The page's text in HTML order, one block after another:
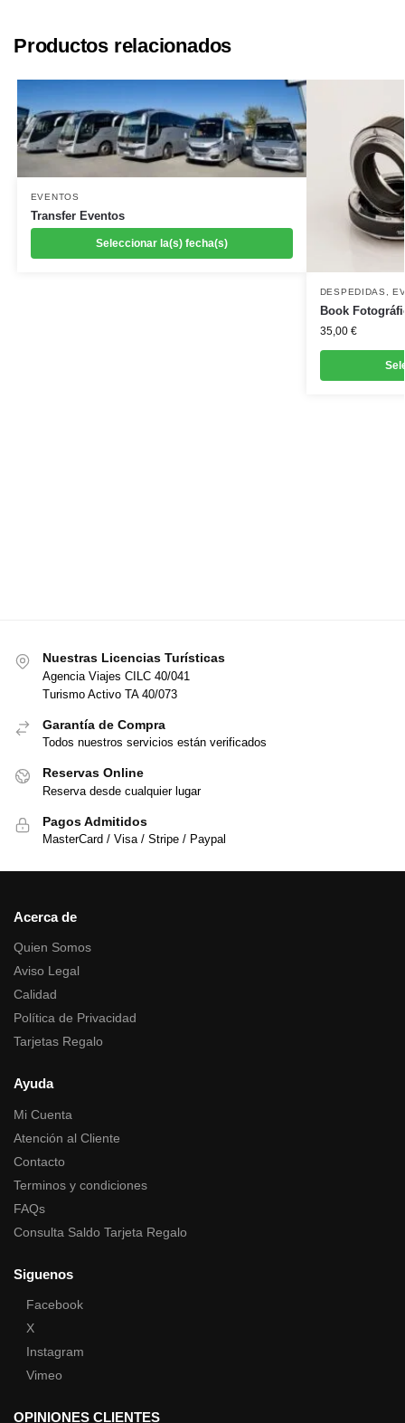
Productos relacionados
EVENTOS
Transfer Eventos
Seleccionar la(s) fecha(s)
DESPEDIDAS ,
Book
35,00 €
Nuestras Licencias Turísticas
Agencia Viajes CILC 40/041
Turismo Activo TA 40/073
Garantía de Compra
Todos nuestros servicios están verificados
Reservas Online
Reserva desde cualquier lugar
Pagos Admitidos
MasterCard / Visa / Stripe / Paypal
Acerca de
Quien Somos
Aviso Legal
Calidad
Política de Privacidad
Tarjetas Regalo
Ayuda
Mi Cuenta
Atención al Cliente
Contacto
Terminos y condiciones
FAQs
Consulta Saldo Tarjeta Regalo
Siguenos
Facebook
X
Instagram
Vimeo
OPINIONES CLIENTES